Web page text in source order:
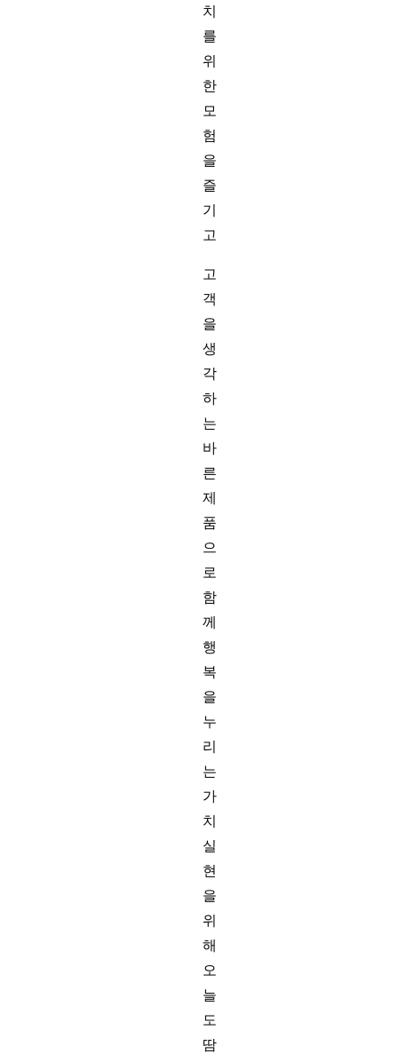
치
를
위
한
모
험
을
즐
기
고
고
객
을
생
각
하
는
바
른
제
품
으
로
함
께
행
복
을
누
리
는
가
치
실
현
을
위
해
오
늘
도
땀